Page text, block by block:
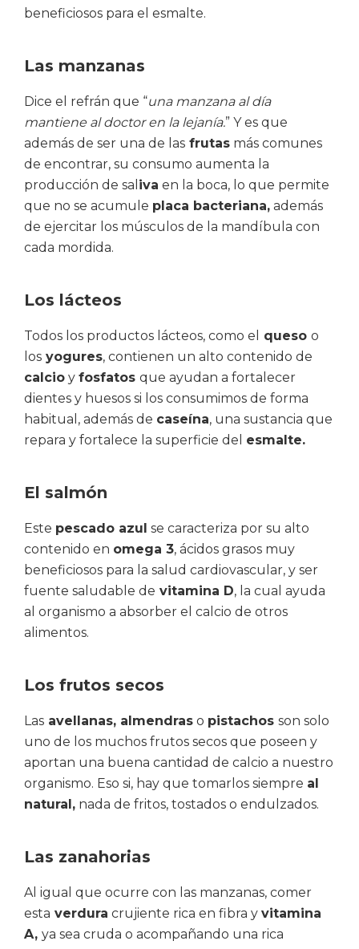
beneficiosos para el esmalte.
Las manzanas
Dice el refrán que “una manzana al día
mantiene al doctor en la lejanía.” Y es que
además de ser una de las frutas más comunes
de encontrar, su consumo aumenta la
producción de sal iva en la boca, lo que permite
que no se acumule placa bacteriana, además
de ejercitar los músculos de la mandíbula con
cada mordida.
Los lácteos
Todos los productos lácteos, como el queso o
los yogures, contienen un alto contenido de
calcio y fosfatos que ayudan a fortalecer
dientes y huesos si los consumimos de forma
habitual, además de caseína, una sustancia que
repara y fortalece la superficie del esmalte.
El salmón
Este pescado azul se caracteriza por su alto
contenido en omega 3, ácidos grasos muy
beneficiosos para la salud cardiovascular, y ser
fuente saludable de vitamina D, la cual ayuda
al organismo a absorber el calcio de otros
alimentos.
Los frutos secos
Las avellanas, almendras o pistachos son solo
uno de los muchos frutos secos que poseen y
aportan una buena cantidad de calcio a nuestro
organismo. Eso si, hay que tomarlos siempre al
natural, nada de fritos, tostados o endulzados.
Las zanahorias
Al igual que ocurre con las manzanas, comer
esta verdura crujiente rica en fibra y vitamina
A, ya sea cruda o acompañando una rica